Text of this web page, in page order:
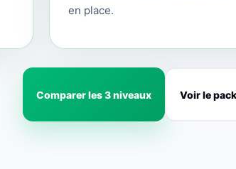
en place.
Comparer les 3 niveaux Voir le